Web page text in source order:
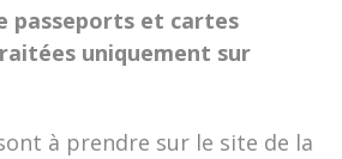
passeports et cartes
uniquement sur
à prendre sur le site de la